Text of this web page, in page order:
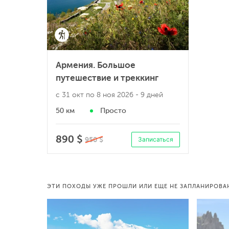
Армения. Большое
путешествие и треккинг
с 31 окт по 8 ноя 2026 - 9 дней
50 км Просто
890 $ 950 $ Записаться
ЭТИ ПОХОДЫ УЖЕ ПРОШЛИ ИЛИ ЕЩЕ НЕ